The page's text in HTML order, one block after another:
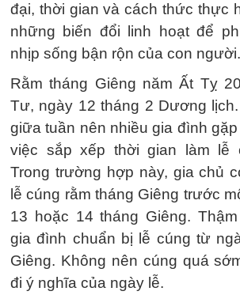
đại, thời gian và cách thức thực
những biến đổi linh hoạt để
nhịp sống bận rộn của con người.
Rằm tháng Giêng năm Ất Tỵ
Tư, ngày 12 tháng 2 Dương
giữa tuần nên nhiều gia đình
việc sắp xếp thời gian làm lễ
Trong trường hợp này, gia chủ
lễ cúng rằm tháng Giêng trước
13 hoặc 14 tháng Giêng.
gia đình chuẩn bị lễ cúng từ
Giêng. Không nên cúng quá
đi ý nghĩa của ngày lễ.